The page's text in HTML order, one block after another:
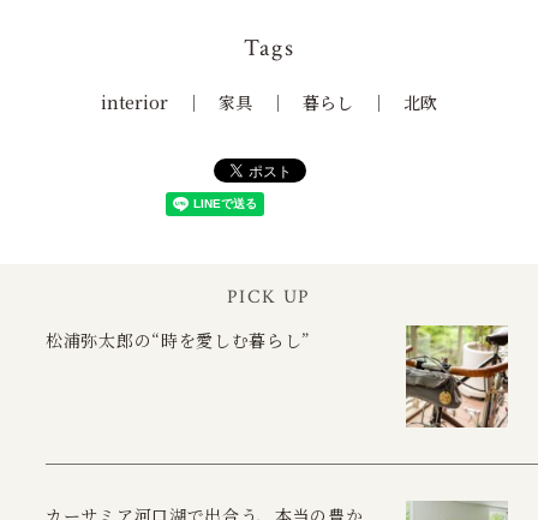
Tags
interior 家具 暮らし 北欧
PICK UP
松浦弥太郎の“時を愛しむ暮らし”
カーサミア河口湖で出合う、本当の豊か